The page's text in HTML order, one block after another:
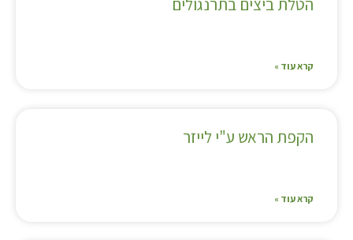
קרא עוד »
הקפת הראש ע"י לייזר
קרא עוד »